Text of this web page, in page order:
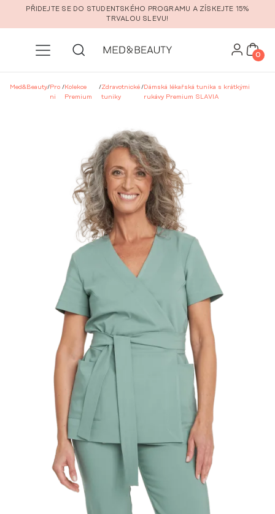
Přeskočit na hlavní obsah
PŘIDEJTE SE DO STUDENTSKÉHO PROGRAMU A ZÍSKEJTE 15%
TRVALOU SLEVU!
0
Med&Beauty/Pro
ni
/Kolekce
Premium
/Zdravotnické
tuniky
/Dámská lékařská tunika s krátkými
rukávy Premium SLAVIA